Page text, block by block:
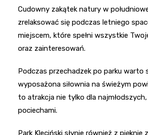
Cudowny zakątek natury w
zrelaksować się podczas letniego
miejscem, które spełni wszystkie
oraz zainteresowań.
Podczas przechadzek po parku
wyposażona siłownia na świeżym
to atrakcja nie tylko dla
pociechami.
Park Kleciński słynie również z